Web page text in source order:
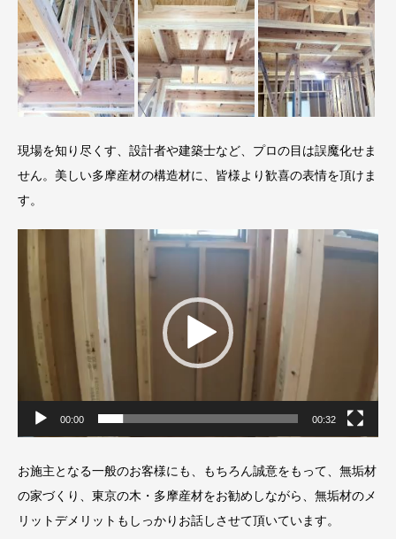
現場を知り尽くす、設計者や建築士など、プロの目は誤魔化せま
せん。美しい多摩産材の構造材に、皆様より歓喜の表情を頂けま
す。
動
レ
ー
ヤ
00:00 00:32
お施主となる一般のお客様にも、もちろん誠意をもって、無垢材
の家づくり、東京の木・多摩産材をお勧めしながら、無垢材のメ
リットデメリットもしっかりお話しさせて頂いています。